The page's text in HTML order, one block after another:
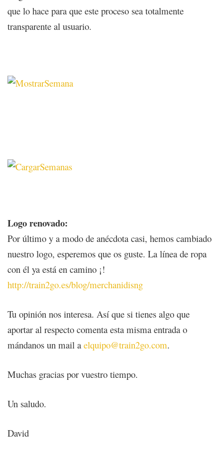
que lo hace para que este proceso sea totalmente
transparente al usuario.
Logo renovado:
Por último y a modo de anécdota casi, hemos cambiado
nuestro logo, esperemos que os guste. La línea de ropa
con él ya está en camino ¡!
http://train2go.es/blog/merchanidisng
Tu opinión nos interesa. Así que si tienes algo que
aportar al respecto comenta esta misma entrada o
mándanos un mail a elquipo@train2go.com.
Muchas gracias por vuestro tiempo.
Un saludo.
David